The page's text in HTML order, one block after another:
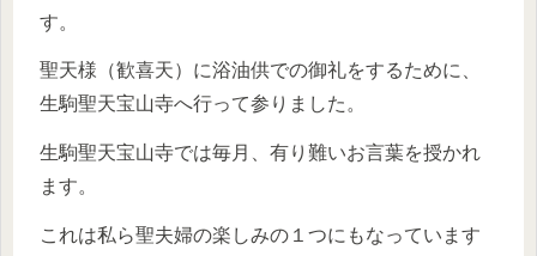
す。
聖天様（歓喜天）に浴油供での御礼をするために、
生駒聖天宝山寺へ行って参りました。
生駒聖天宝山寺では毎月、有り難いお言葉を授かれ
ます。
これは私ら聖夫婦の楽しみの１つにもなっています